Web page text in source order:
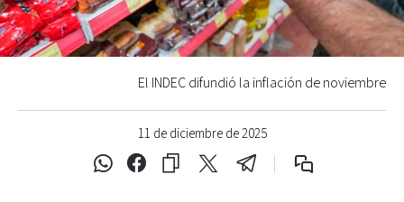
11 de diciembre de 2025
El INDEC difundió la inflación de noviembre